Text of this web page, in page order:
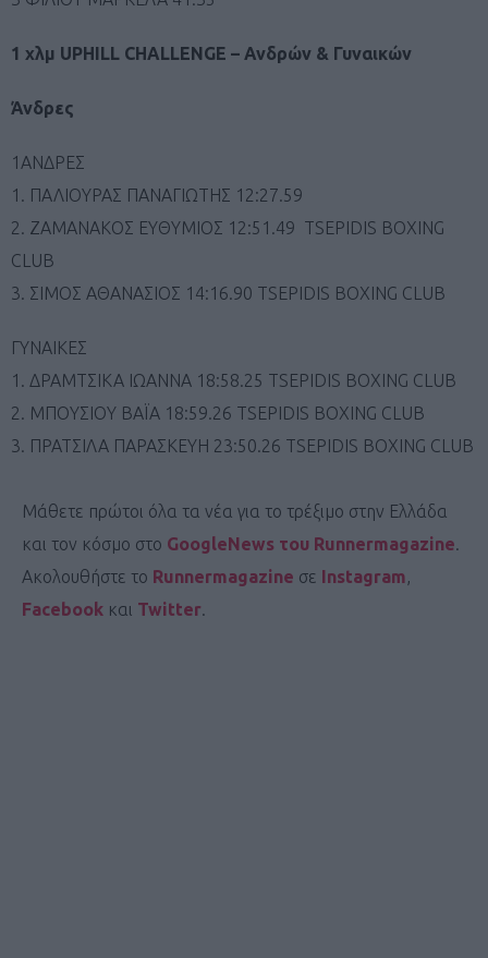
1 χλμ UPHILL CHALLENGE – Ανδρών & Γυναικών
Άνδρες
1ΑΝΔΡΕΣ
1. ΠΑΛΙΟΥΡΑΣ ΠΑΝΑΓΙΩΤΗΣ 12:27.59
2. ΖΑΜΑΝΑΚΟΣ ΕΥΘΥΜΙΟΣ 12:51.49 TSEPIDIS BOXING
CLUB
3. ΣΙΜΟΣ ΑΘΑΝΑΣΙΟΣ 14:16.90 TSEPIDIS BOXING CLUB
ΓΥΝΑΙΚΕΣ
1. ΔΡΑΜΤΣΙΚΑ ΙΩΑΝΝΑ 18:58.25 TSEPIDIS BOXING CLUB
2. ΜΠΟΥΣΙΟΥ ΒΑΪΑ 18:59.26 TSEPIDIS BOXING CLUB
3. ΠΡΑΤΣΙΛΑ ΠΑΡΑΣΚΕΥΗ 23:50.26 TSEPIDIS BOXING CLUB
Μάθετε πρώτοι όλα τα νέα για το τρέξιμο στην Ελλάδα
και τον κόσμο στο GoogleNews του Runnermagazine.
Ακολουθήστε το Runnermagazine σε Instagram,
Facebook και Twitter.